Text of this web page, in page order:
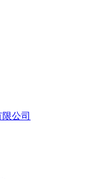
公司